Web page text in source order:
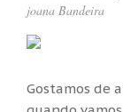
joana Bandeira
Gostamos de